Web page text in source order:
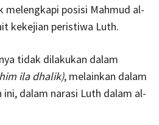
melengkapi posisi Mahmud al-
kekejian peristiwa Luth.
tidak dilakukan dalam
ila dhalik), melainkan dalam
dalam narasi Luth dalam al-